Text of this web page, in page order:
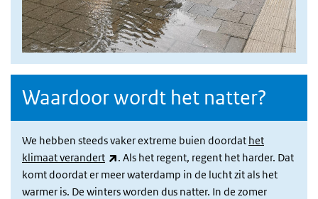
Waardoor wordt het natter?
We hebben steeds vaker extreme buien doordat het
klimaat verandert
(externe link)
. Als het regent, regent het harder. Dat
komt doordat er meer waterdamp in de lucht zit als het
warmer is. De winters worden dus natter. In de zomer